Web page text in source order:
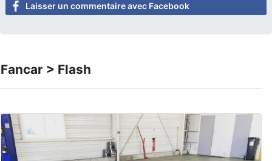
Laisser un commentaire avec Facebook
Fancar > Flash